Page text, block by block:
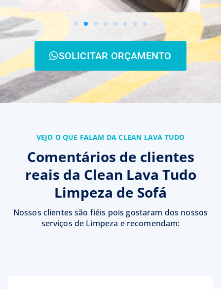
SOLICITAR ORÇAMENTO
VEJO O QUE FALAM DA CLEAN LAVA TUDO
Comentários de clientes
reais da Clean Lava Tudo
Limpeza de Sofá
Nossos clientes são fiéis pois gostaram dos nossos
serviços de Limpeza e recomendam: